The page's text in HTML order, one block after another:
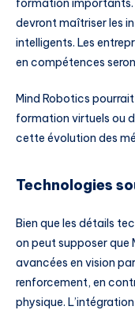
formation importants.
devront maîtriser les
intelligents. Les
en compétences
Mind Robotics
formation virtuels ou
cette évolution des
Technologies
Bien que les détails
on peut supposer que
avancées en vision
renforcement, en
physique.